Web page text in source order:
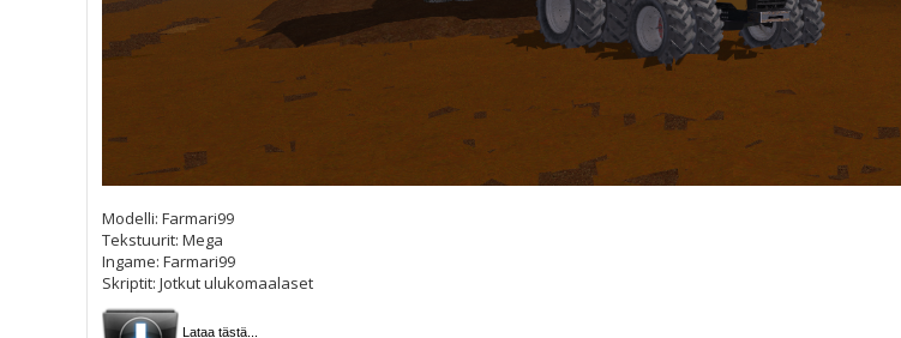
Modelli: Farmari99
Tekstuurit: Mega
Ingame: Farmari99
Skriptit: Jotkut ulukomaalaset
Lataa tästä...